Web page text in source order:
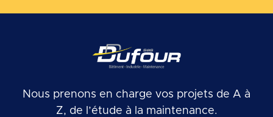
Nous prenons en charge vos projets de A à
Z, de l’étude à la maintenance.